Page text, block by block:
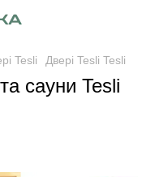
Tesli Двері Tesli Tesli
сауни Tesli